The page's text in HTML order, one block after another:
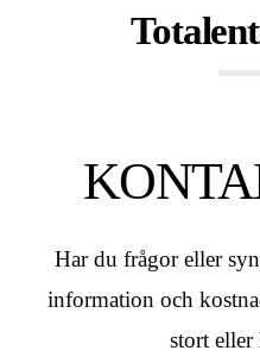
Har du frågor eller
information och
stort